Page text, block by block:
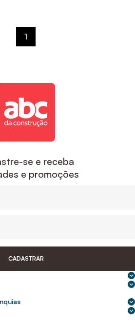
1
se e receba
e promoções
CADASTRAR